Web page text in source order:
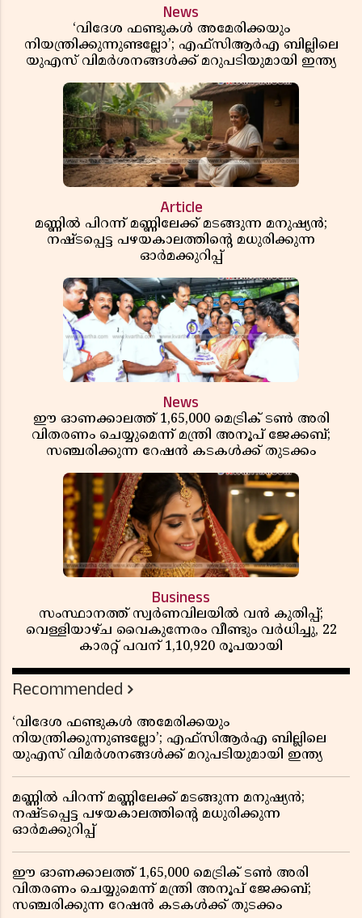
News
‘വിദേശ ഫണ്ടുകൾ അമേരിക്കയും
നിയന്ത്രിക്കുന്നുണ്ടല്ലോ’; എഫ്സിആർഎ ബില്ലിലെ
യുഎസ് വിമർശനങ്ങൾക്ക് മറുപടിയുമായി ഇന്ത്യ
Article
മണ്ണിൽ പിറന്ന് മണ്ണിലേക്ക് മടങ്ങുന്ന മനുഷ്യൻ;
നഷ്ടപ്പെട്ട പഴയകാലത്തിൻ്റെ മധുരിക്കുന്ന
ഓർമക്കുറിപ്പ്
News
ഈ ഓണക്കാലത്ത് 1,65,000 മെട്രിക് ടൺ അരി
വിതരണം ചെയ്യുമെന്ന് മന്ത്രി അനൂപ് ജേക്കബ്;
സഞ്ചരിക്കുന്ന റേഷൻ കടകൾക്ക് തുടക്കം
Business
സംസ്ഥാനത്ത് സ്വർണവിലയിൽ വൻ കുതിപ്പ്;
വെള്ളിയാഴ്ച വൈകുന്നേരം വീണ്ടും വർധിച്ചു, 22
കാരറ്റ് പവന് 1,10,920 രൂപയായി
Recommended
‘വിദേശ ഫണ്ടുകൾ അമേരിക്കയും
നിയന്ത്രിക്കുന്നുണ്ടല്ലോ’; എഫ്സിആർഎ ബില്ലിലെ
യുഎസ് വിമർശനങ്ങൾക്ക് മറുപടിയുമായി ഇന്ത്യ
മണ്ണിൽ പിറന്ന് മണ്ണിലേക്ക് മടങ്ങുന്ന മനുഷ്യൻ;
നഷ്ടപ്പെട്ട പഴയകാലത്തിൻ്റെ മധുരിക്കുന്ന
ഓർമക്കുറിപ്പ്
ഈ ഓണക്കാലത്ത് 1,65,000 മെട്രിക് ടൺ അരി
വിതരണം ചെയ്യുമെന്ന് മന്ത്രി അനൂപ് ജേക്കബ്;
സഞ്ചരിക്കുന്ന റേഷൻ കടകൾക്ക് തുടക്കം